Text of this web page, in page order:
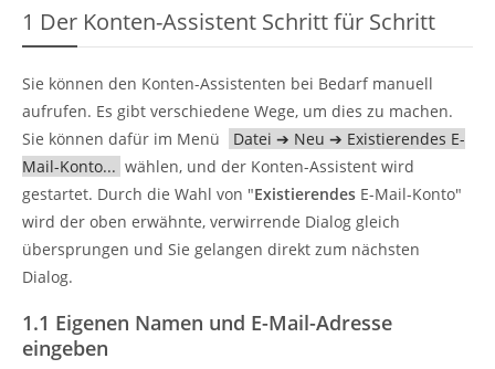
1 Der Konten-Assistent Schritt für Schritt
Sie können den Konten-Assistenten bei Bedarf manuell
aufrufen. Es gibt verschiedene Wege, um dies zu machen.
Sie können dafür im Menü
Datei ➔ Neu ➔ Existierendes E-
Mail-Konto... wählen, und der Konten-Assistent wird
gestartet. Durch die Wahl von "Existierendes E-Mail-Konto"
wird der oben erwähnte, verwirrende Dialog gleich
übersprungen und Sie gelangen direkt zum nächsten
Dialog.
1.1 Eigenen Namen und E-Mail-Adresse
eingeben